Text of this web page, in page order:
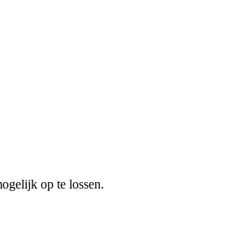
op te lossen.